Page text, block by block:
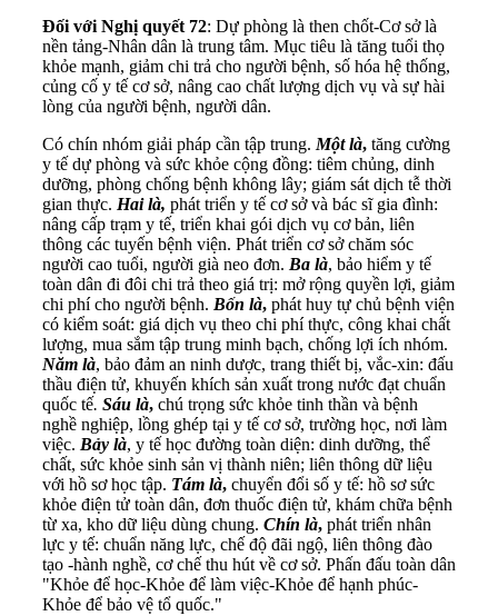
Đối vớiNghị quyết 72: Dự phòng là then chốt-Cơ sở là
nền tảng-Nhân dân là trung tâm. Mục tiêu là tăng tuổi thọ
khỏe mạnh, giảm chi trả cho người bệnh, số hóa hệ thống,
củng cố y tế cơ sở, nâng cao chất lượng dịch vụ và sự hài
lòng của người bệnh, người dân.
Có chín nhóm giải pháp cần tập trung.Một là, tăng cường
y tế dự phòng và sức khỏe cộng đồng: tiêm chủng, dinh
dưỡng, phòng chống bệnh không lây; giám sát dịch tễ thời
gian thực. Hai là, phát triển y tế cơ sở và bác sĩ gia đình:
nâng cấp trạm y tế, triển khai gói dịch vụ cơ bản, liên
thông các tuyến bệnh viện. Phát triển cơ sở chăm sóc
người cao tuổi, người già neo đơn. Ba là, bảo hiểm y tế
toàn dân đi đôi chi trả theo giá trị: mở rộng quyền lợi, giảm
chi phí cho người bệnh. Bốn là, phát huy tự chủ bệnh viện
có kiểm soát: giá dịch vụ theo chi phí thực, công khai chất
lượng, mua sắm tập trung minh bạch, chống lợi ích nhóm.
Năm là, bảo đảm an ninh dược, trang thiết bị, vắc-xin: đấu
thầu điện tử, khuyến khích sản xuất trong nước đạt chuẩn
quốc tế. Sáu là, chú trọng sức khỏe tinh thần và bệnh
nghề nghiệp, lồng ghép tại y tế cơ sở, trường học, nơi làm
việc. Bảy là, y tế học đường toàn diện: dinh dưỡng, thể
chất, sức khỏe sinh sản vị thành niên; liên thông dữ liệu
với hồ sơ học tập. Tám là, chuyển đổi số y tế: hồ sơ sức
khỏe điện tử toàn dân, đơn thuốc điện tử, khám chữa bệnh
từ xa, kho dữ liệu dùng chung. Chín là, phát triển nhân
lực y tế: chuẩn năng lực, chế độ đãi ngộ, liên thông đào
tạo -hành nghề, cơ chế thu hút về cơ sở. Phấn đấu toàn dân
"Khỏe để học-Khỏe để làm việc-Khỏe để hạnh phúc-
Khỏe để bảo vệ tổ quốc."